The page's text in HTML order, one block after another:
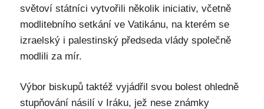
světoví státníci vytvořili několik iniciativ, včetně
modlitebního setkání ve Vatikánu, na kterém se
izraelský i palestinský předseda vlády společně
modlili za mír.
Výbor biskupů taktéž vyjádřil svou bolest ohledně
stupňování násilí v Iráku, jež nese známky